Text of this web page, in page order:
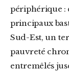
périphérique :
principaux
Sud-Est, un
pauvreté
entremêlés